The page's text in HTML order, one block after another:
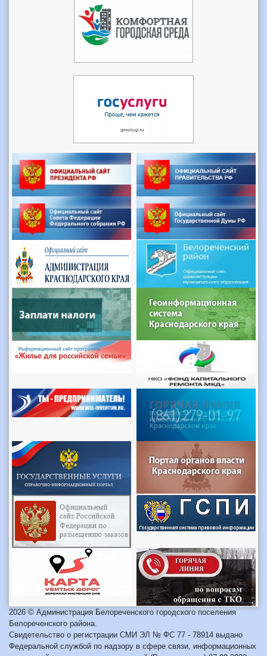
2026 © Администрация Белореченского городского поселения
Белореченского района.
Свидетельство о регистрации СМИ ЭЛ № ФС 77 - 78914 выдано
Федеральной службой по надзору в сфере связи, информационных